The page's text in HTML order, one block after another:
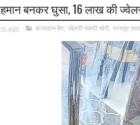
बनकर घुसा, 16 लाख की
ago कन्यादान बैग, ज्वेलरी नकदी चोरी, भरतपुर